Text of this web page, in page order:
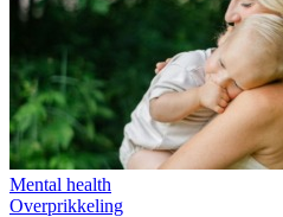
Mental health
Overprikkeling